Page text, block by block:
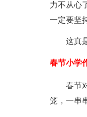
力不从心
一定要坚
这真
春节小学
春节
笼，一串